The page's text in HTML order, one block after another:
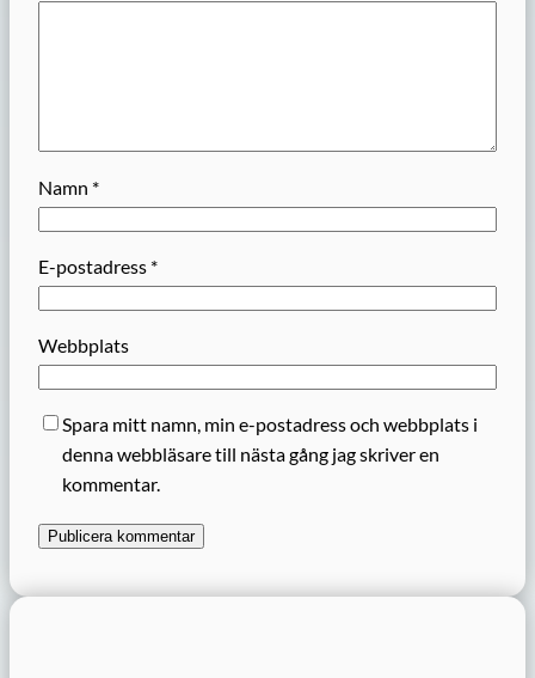
Namn *
E-postadress *
Webbplats
Spara mitt namn, min e-postadress och webbplats i
denna webbläsare till nästa gång jag skriver en
kommentar.